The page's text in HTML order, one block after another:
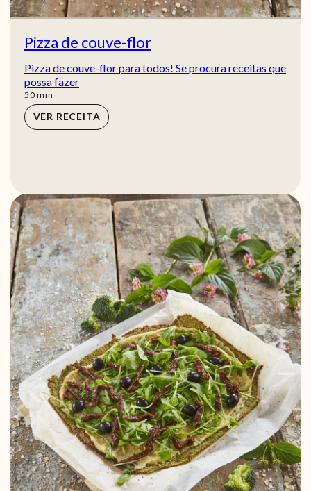
Pizza de couve-flor
Pizza de couve-flor para todos! Se procura receitas que
possa fazer
50min
min
VER RECEITA